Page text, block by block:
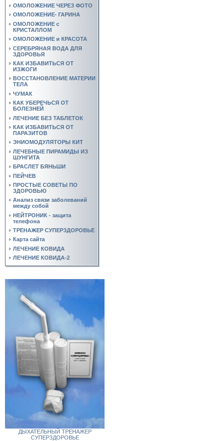
ОМОЛОЖЕНИЕ ЧЕРЕЗ ФОТО
ОМОЛОЖЕНИЕ- ГАРИНА
ОМОЛОЖЕНИЕ с
КРИСТАЛЛОМ
ОМОЛОЖЕНИЕ и КРАСОТА
СЕРЕБРЯНАЯ ВОДА ДЛЯ
ЗДОРОВЬЯ
КАК ИЗБАВИТЬСЯ ОТ
ИЗЖОГИ
ВОССТАНОВЛЕНИЕ МАТЕРИИ
ТЕЛА
ЧУМАК
КАК УБЕРЕЧЬСЯ ОТ
БОЛЕЗНЕЙ
ЛЕЧЕНИЕ БЕЗ ТАБЛЕТОК
КАК ИЗБАВИТЬСЯ ОТ
ПАРАЗИТОВ
ЭНИОМОДУЛЯТОРЫ КИТ
ЛЕЧЕБНЫЕ ПИРАМИДЫ ИЗ
ШУНГИТА
БРАСЛЕТ БЯНЬШИ
ПЕЙЧЕВ
ПРОСТЫЕ СОВЕТЫ ПО
ЗДОРОВЬЮ
Анализ связи заболеваний
между собой
НЕЙТРОНИК - защита
телефона
ТРЕНАЖЕР СУПЕРЗДОРОВЬЕ
Карта сайта
ЛЕЧЕНИЕ КОВИДА
ЛЕЧЕНИЕ КОВИДА-2
ДЫХАТЕЛЬНЫЙ ТРЕНАЖЕР
СУПЕРЗДОРОВЬЕ